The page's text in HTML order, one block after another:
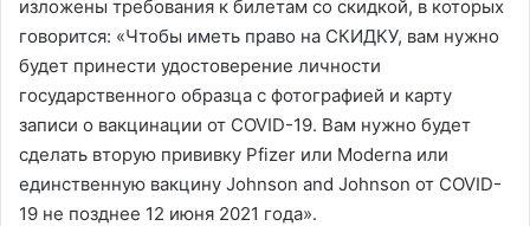
изложены требования к билетам со скидкой, в которых
говорится: «Чтобы иметь право на СКИДКУ, вам нужно
будет принести удостоверение личности
государственного образца с фотографией и карту
записи о вакцинации от COVID-19. Вам нужно будет
сделать вторую прививку Pfizer или Moderna или
единственную вакцину Johnson and Johnson от COVID-
19 не позднее 12 июня 2021 года».